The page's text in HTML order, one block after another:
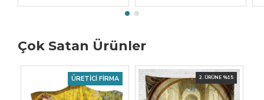
Çok Satan Ürünler
ÜRETICI FIRMA 2. ÜRÜNE %15